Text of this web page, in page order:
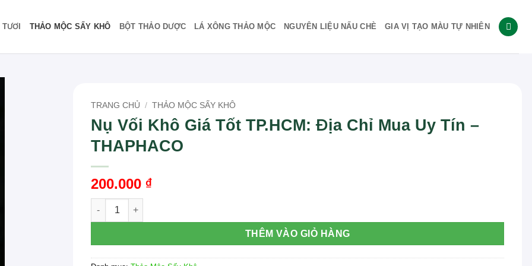
THẢO MỘC SẤY KHÔ BỘT THẢO DƯỢC LÁ XÔNG THẢO MỘC NGUYÊN LIỆU NẤU CHÈ GIA VỊ TẠO MÀU TỰ NHIÊN
TRANG CHỦ / THẢO MỘC SẤY KHÔ
Nụ Vối Khô Giá Tốt TP.HCM: Địa Chỉ Mua Uy Tín –
THAPHACO
200.000₫
Nụ Vối Khô Giá Tốt TP.HCM: Địa Chỉ Mua Uy Tín - THAPHACO số lượng
THÊM VÀO GIỎ HÀNG